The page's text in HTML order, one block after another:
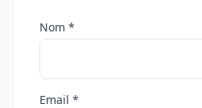
Nom *
Email *